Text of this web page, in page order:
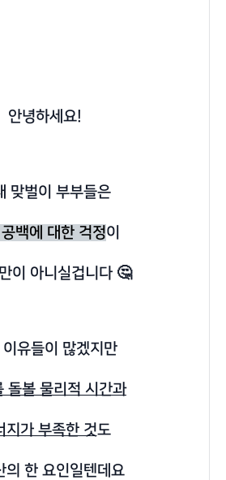
안녕하세요!
맞벌이 부부들은
백에 대한 걱정이
이 아니실겁니다 🤔
이유들이 많겠지만
돌볼 물리적 시간과
지가 부족한 것도
의 한 요인일텐데요